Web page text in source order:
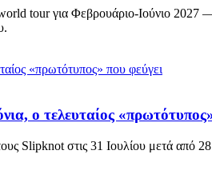
tour για Φεβρουάριο-Ιούνιο
ο τελευταίος
Slipknot στις 31 Ιουλίου μετά από